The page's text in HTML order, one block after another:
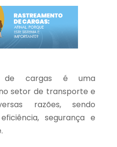
de cargas é uma
setor de transporte e
razões, sendo
segurança e